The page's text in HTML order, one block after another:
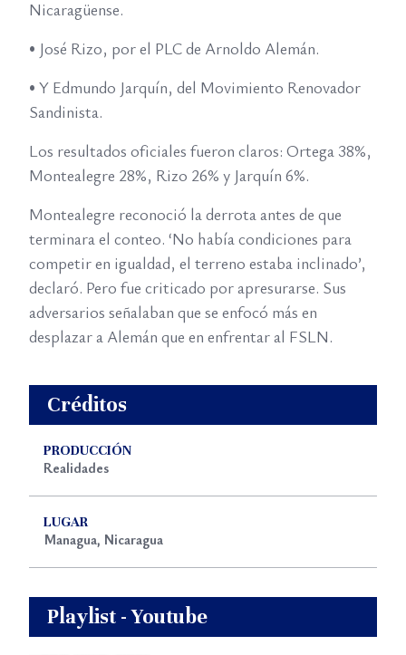
Nicaragüense.
• José Rizo, por el PLC de Arnoldo Alemán.
• Y Edmundo Jarquín, del Movimiento Renovador
Sandinista.
Los resultados oficiales fueron claros: Ortega 38%,
Montealegre 28%, Rizo 26% y Jarquín 6%.
Montealegre reconoció la derrota antes de que
terminara el conteo. ‘No había condiciones para
competir en igualdad, el terreno estaba inclinado’,
declaró. Pero fue criticado por apresurarse. Sus
adversarios señalaban que se enfocó más en
desplazar a Alemán que en enfrentar al FSLN.
Créditos
PRODUCCIÓN
Realidades
LUGAR
Managua, Nicaragua
Playlist - Youtube